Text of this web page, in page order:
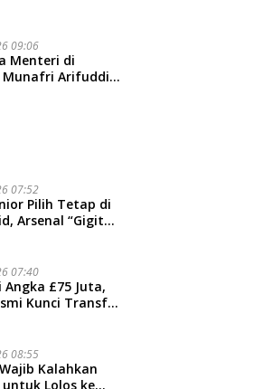
09:06
Menteri di
Munafri Arifuddin
07:52
Pilih Tetap di
Arsenal “Gigit
07:40
Angka £75 Juta,
Kunci Transfer
08:55
Kalahkan
Lolos ke